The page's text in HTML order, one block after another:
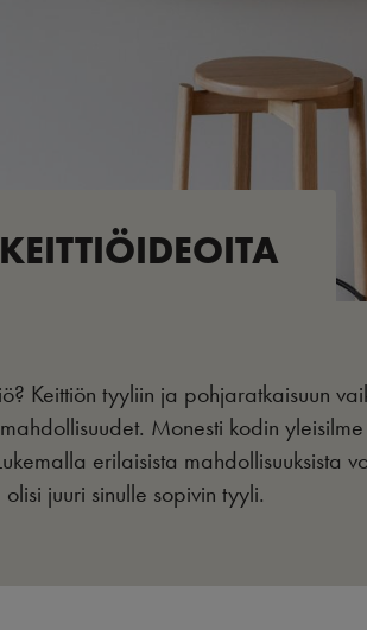
KEITTIÖIDEOITA
Keittiön tyyliin ja pohjaratkaisuun
Monesti kodin
erilaisista mahdollisuuksista
olisi juuri sinulle sopivin tyyli.